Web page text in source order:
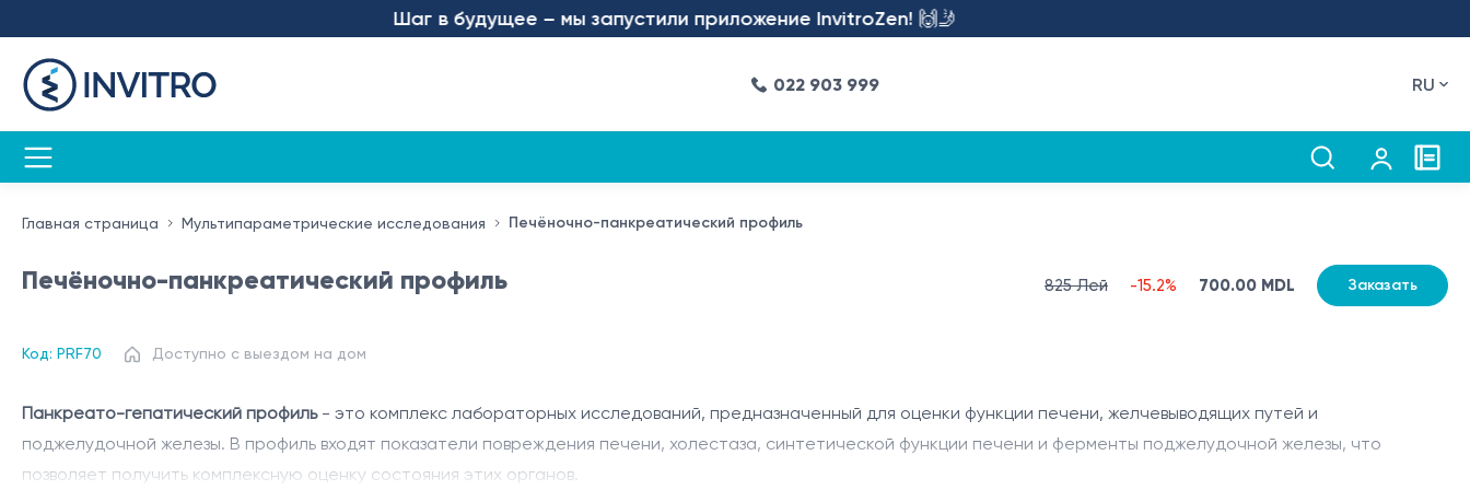
Шаг в будущее – мы запустили приложение InvitroZen! 🙌🤳
022 903 999 RU
Главная страница Мультипараметрические исследования Печёночно-панкреатический профиль
Печёночно-панкреатический профиль
Код: PRF70 Доступно с выездом на дом
825 Лей -15.2% 700.00 MDL Заказать
Панкреато-гепатический профиль- это комплекс лабораторных исследований, предназначенный для оценки функции печени, желчевыводящих путей и
поджелудочной железы. В профиль входят показатели повреждения печени, холестаза, синтетической функции печени и ферменты поджелудочной железы, что
позволяет получить комплексную оценку состояния этих органов.